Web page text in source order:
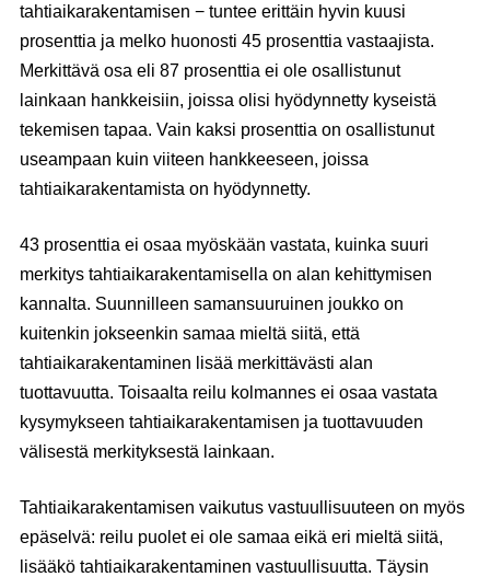
tahtiaikarakentamisen − tuntee erittäin hyvin kuusi
prosenttia ja melko huonosti 45 prosenttia vastaajista.
Merkittävä osa eli 87 prosenttia ei ole osallistunut
lainkaan hankkeisiin, joissa olisi hyödynnetty kyseistä
tekemisen tapaa. Vain kaksi prosenttia on osallistunut
useampaan kuin viiteen hankkeeseen, joissa
tahtiaikarakentamista on hyödynnetty.
43 prosenttia ei osaa myöskään vastata, kuinka suuri
merkitys tahtiaikarakentamisella on alan kehittymisen
kannalta. Suunnilleen samansuuruinen joukko on
kuitenkin jokseenkin samaa mieltä siitä, että
tahtiaikarakentaminen lisää merkittävästi alan
tuottavuutta. Toisaalta reilu kolmannes ei osaa vastata
kysymykseen tahtiaikarakentamisen ja tuottavuuden
välisestä merkityksestä lainkaan.
Tahtiaikarakentamisen vaikutus vastuullisuuteen on myös
epäselvä: reilu puolet ei ole samaa eikä eri mieltä siitä,
lisääkö tahtiaikarakentaminen vastuullisuutta. Täysin